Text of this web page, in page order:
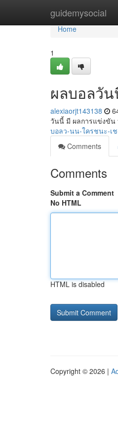
guidemysocial
Home
Home
1
ผลบอลวั
alexiaorjt143138
วันนี้ มี ผลการแข่งขัน
บอลว-นน-ใครชนะ-เ
Comments
Comments
Submit a Comment
No HTML
HTML is disabled
Copyright © 2026 |